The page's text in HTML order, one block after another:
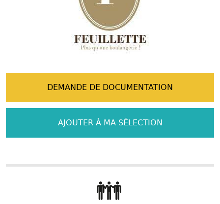
DEMANDE DE DOCUMENTATION
AJOUTER À MA SÉLECTION